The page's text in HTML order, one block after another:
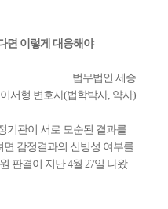
면 이렇게 대응해야
법무법인 세승
이서형 변호사(법학박사, 약사)
기관이 서로 모순된 결과를
감정결과의 신빙성 여부를
판결이 지난 4월 27일 나왔